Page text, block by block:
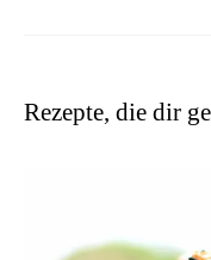
Rezepte, die dir